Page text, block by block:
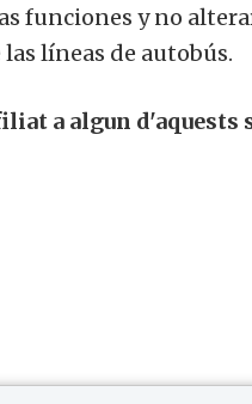
funciones y no
líneas de autobús.
a algun d'aquests